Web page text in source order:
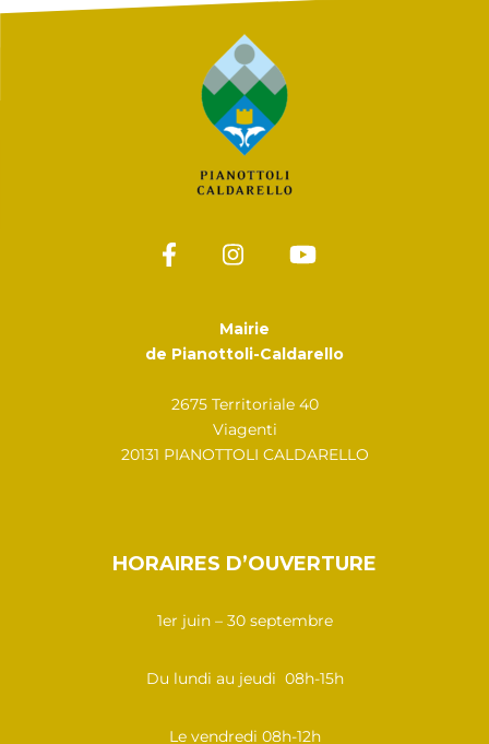
Mairie
de Pianottoli-Caldarello
2675 Territoriale 40
Viagenti
20131 PIANOTTOLI CALDARELLO
HORAIRES D’OUVERTURE
1er juin – 30 septembre
Du lundi au jeudi 08h-15h
Le vendredi 08h-12h